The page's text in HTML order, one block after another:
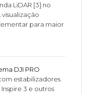
LiDAR [3] no
para maior
DJI PRO
estabilizadores
Inspire 3 e outros